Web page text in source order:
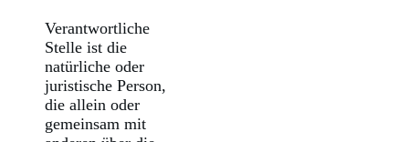
Verantwortliche
Stelle ist die
natürliche oder
juristische Person,
die allein oder
gemeinsam mit